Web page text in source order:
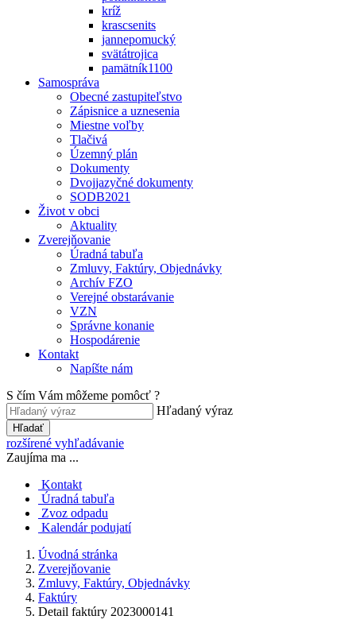
kríž
krascsenits
jannepomucký
svätátrojica
pamätník1100
Samospráva
Obecné zastupiteľstvo
Zápisnice a uznesenia
Miestne voľby
Tlačivá
Územný plán
Dokumenty
Dvojjazyčné dokumenty
SODB2021
Život v obci
Aktuality
Zverejňovanie
Úradná tabuľa
Zmluvy, Faktúry, Objednávky
Archív FZO
Verejné obstarávanie
VZN
Správne konanie
Hospodárenie
Kontakt
Napíšte nám
S čím Vám môžeme pomôcť ?
Hľadaný výraz
Hľadať
rozšírené vyhľadávanie
Zaujíma ma ...
Kontakt
Úradná tabuľa
Zvoz odpadu
Kalendár podujatí
Úvodná stránka
Zverejňovanie
Zmluvy, Faktúry, Objednávky
Faktúry
Detail faktúry 2023000141